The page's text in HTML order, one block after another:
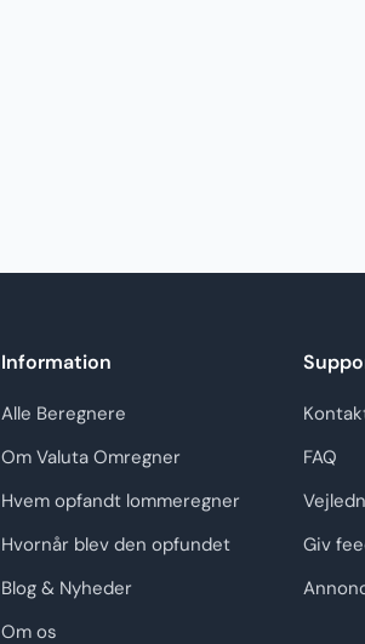
Information
Alle Beregnere
Om Valuta Omregner
Hvem opfandt lommeregner
Hvornår blev den opfundet
Blog & Nyheder
Om os
FAQ
Giv